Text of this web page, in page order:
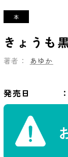
きょうも
著者： あゆか
発売日